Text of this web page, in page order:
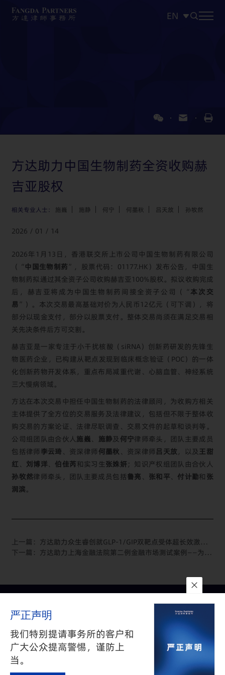
EN
方达助力中国生物制药全资收购赫
吉亚股权
相关专业人士： 施巍 施静 何宁 何墨秋 吕天放 孙牧然
2026 / 01 / 14
2026年1月13日，香港联交所上市公司中国生物制药有限公司
（“ 中国生物制药 ”，股票代码：01177.HK）发布公告，中国生
物制药拟通过其全资子公司收购赫吉亚100%股权。拟议收购完成
后，赫吉亚将成为中国生物制药间接全资子公司（“ 本次交
易 ”）。本次交易最高基础对价为人民币12亿元（可下调），将
部分以现金支付，部分以股票支付。整体交易尚须在满足交易相
关先决条件后方可交割。
赫吉亚是一家专注于小干扰核酸（siRNA）创新药研发的先锋生
物医药企业，已构建从靶点发现到临床概念验证（POC）的一体
化创新药物开发体系，重点布局减重代谢、心脑血管、神经系统
三大慢病领域。
方达在本次交易中担任中国生物制药的法律顾问，为收购方相关
主体提供了全方位的交易服务及法律建议，包括但不限于整体收
购交易的方案论证、法律尽职调查、交易文件的起草和谈判等。
公司组团队由合伙人施巍 、 施静及 何宁律师牵头，团队主要成员
包括律师 李云琦 、资深律师 何墨秋 、资深律师 吕天放 ，以及 王甜
红 、 刘博洋、 伯佳芮和实习生 张姝妍；知识产权组团队由合伙人
孙牧然律师牵头，团队主要成员包括鲁亮 、 张和平 、 付计勤和 张
润滨。
上一篇：
方达助力众生睿创就GLP-1/GIP双靶点受体超长效激动剂RAY1225注射液与齐鲁制药达成许可协议
下一篇：
方达助力上海金融法院第二例金融市场测试案例——为跨境数字债券司法前沿问题提供独立第三方意见
沪ICP备05009743号-1
沪公网安备 31010602002626号
©2025 FANGDA PARTNERS. ALL RIGHTS RESERVED 上海市方达
律师事务所版权所有
严正声明
我们特别提请事务所的客户和
广大公众提高警惕，谨防上
当。